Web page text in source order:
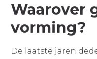
Waarover
vorming?
De laatste jaren